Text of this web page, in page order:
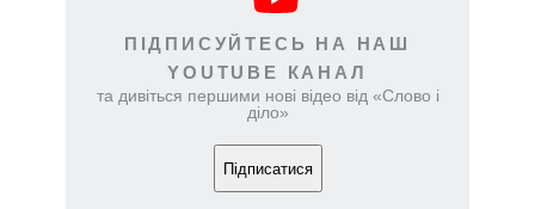
ПІДПИСУЙТЕСЬ НА НАШ
YOUTUBE КАНАЛ
та дивіться першими нові відео від «Слово і
діло»
Підписатися